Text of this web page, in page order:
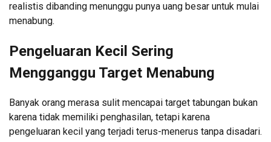
realistis dibanding menunggu punya uang besar untuk mulai
menabung.
Pengeluaran Kecil Sering
Mengganggu Target Menabung
Banyak orang merasa sulit mencapai target tabungan bukan
karena tidak memiliki penghasilan, tetapi karena
pengeluaran kecil yang terjadi terus-menerus tanpa disadari.